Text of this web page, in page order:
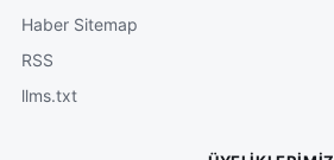
Haber Sitemap
RSS
llms.txt